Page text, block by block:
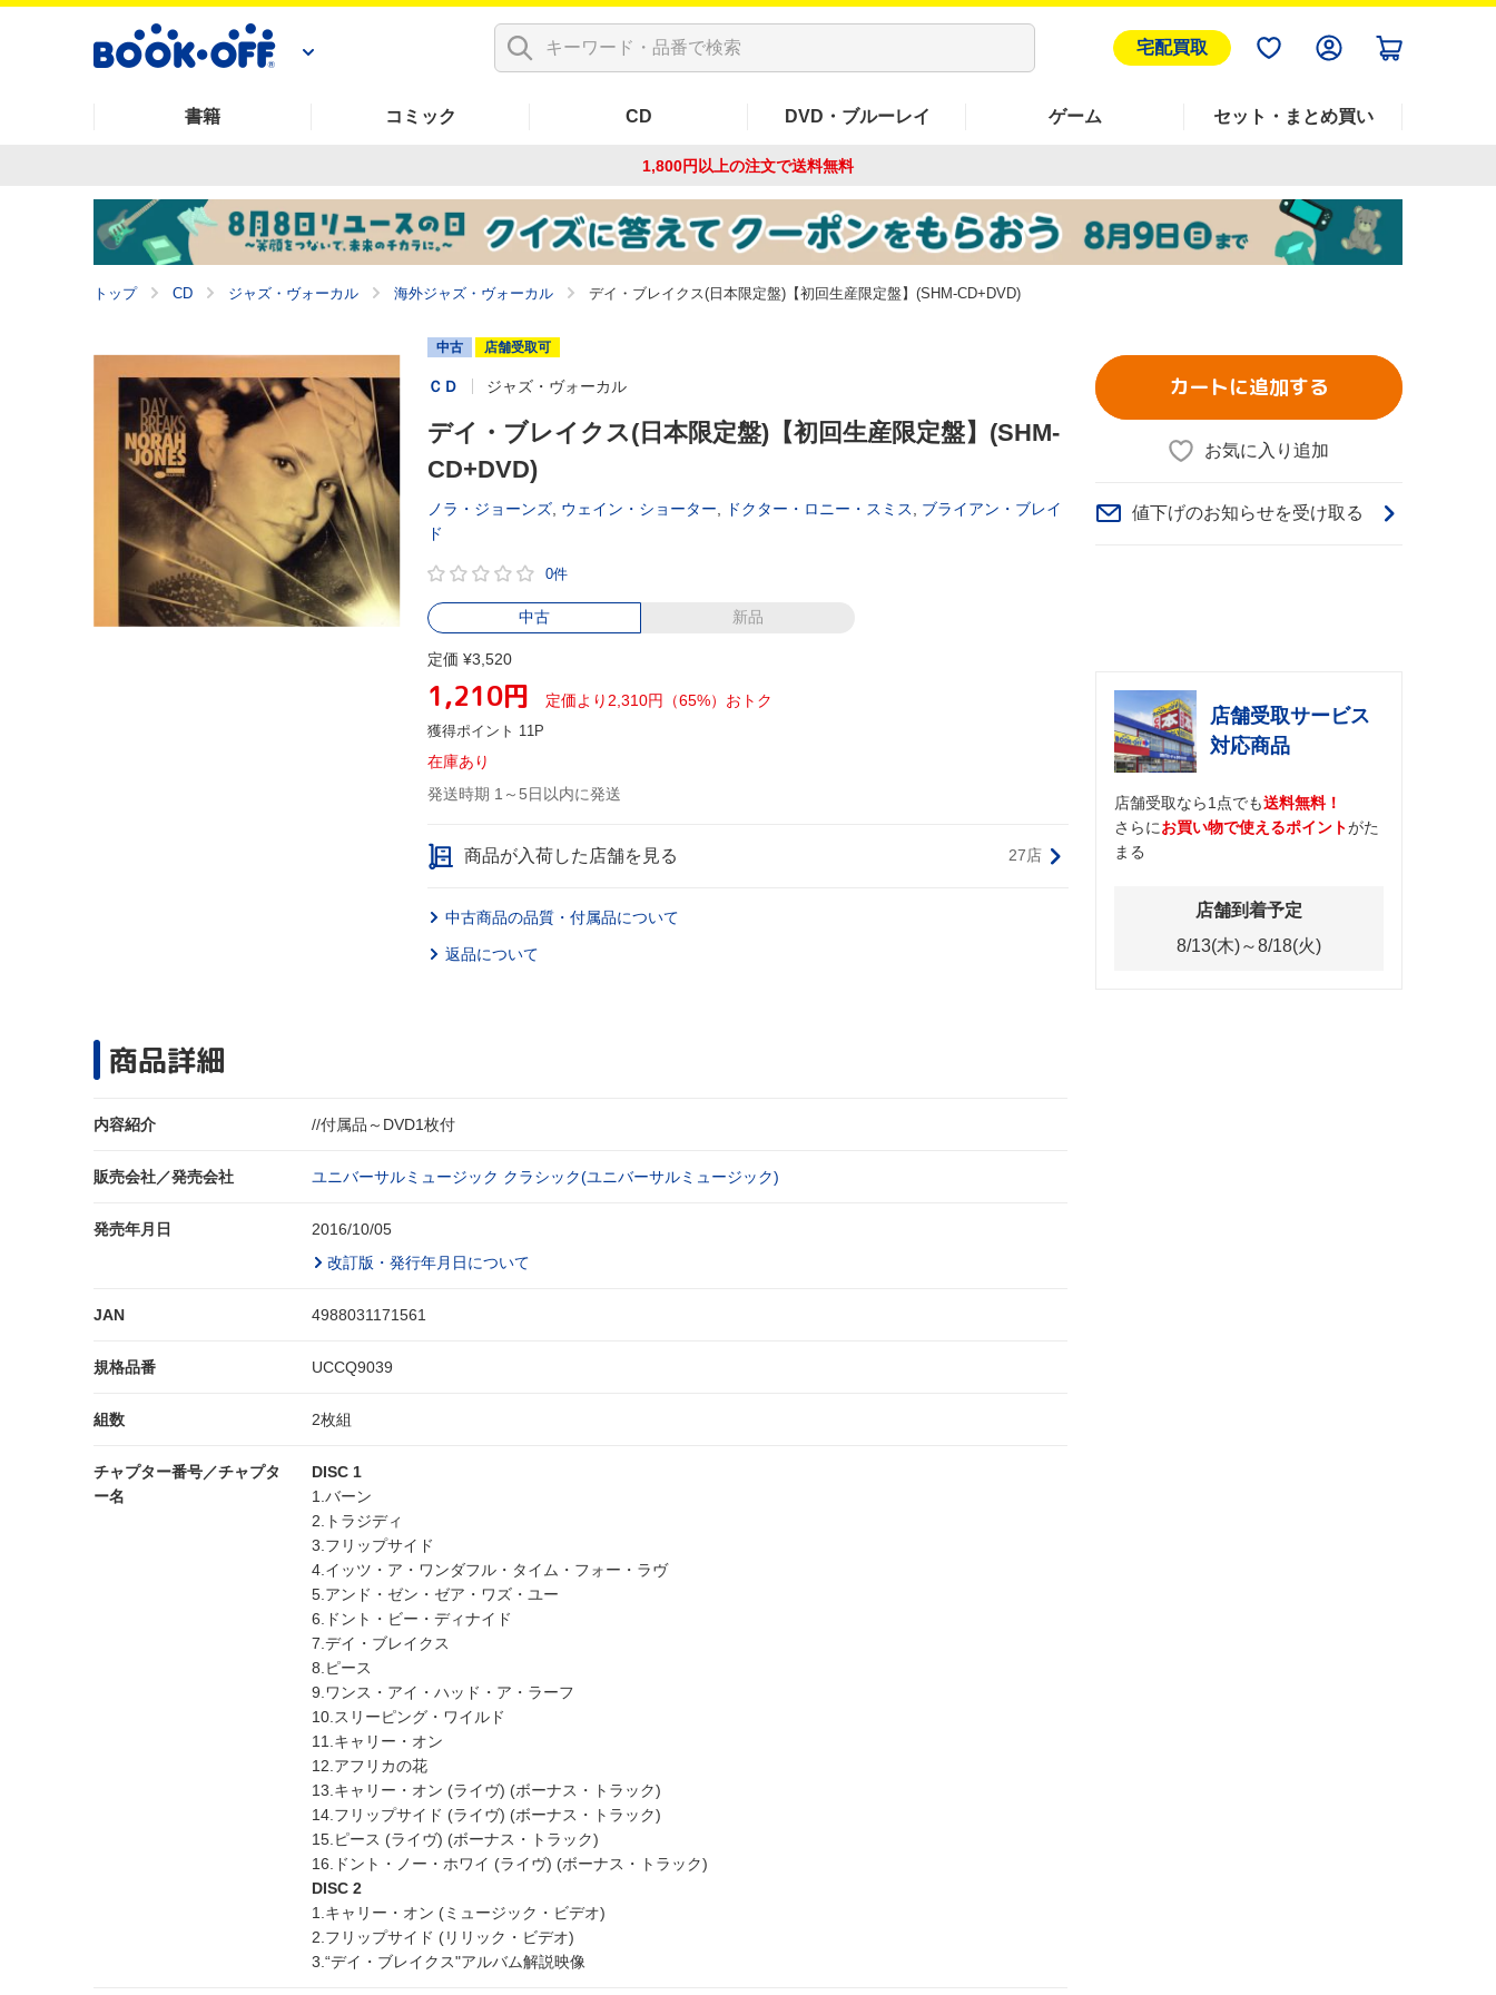
宅配買取
書籍 コミック CD DVD・ブルーレイ ゲーム セット・まとめ買い
1,800円以上の注文で送料無料
トップ CD ジャズ・ヴォーカル 海外ジャズ・ヴォーカル デイ・ブレイクス(日本限定盤)【初回生産限定盤】(SHM-CD+DVD)
中古 店舗受取可
ＣＤ ジャズ・ヴォーカル
デイ・ブレイクス(日本限定盤)【初回生産限定盤】(SHM-
CD+DVD)
ノラ・ジョーンズ, ウェイン・ショーター ドクター・ロニー・スミス
ブライアン・ブレイ
ド
0件
中古 新品
定価 ¥3,520
1,210円 定価より2,310円（65%）おトク
獲得ポイント 11P
在庫あり
発送時期 1～5日以内に発送
商品が入荷した店舗を見る 27店
中古商品の品質・付属品について
返品について
商品詳細
内容紹介 //付属品～DVD1枚付
販売会社／発売会社 ユニバーサルミュージック クラシック(ユニバーサルミュージック)
発売年月日
2016/10/05
改訂版・発行年月日について
JAN 4988031171561
規格品番 UCCQ9039
組数 2枚組
チャプター番号／チャプタ
ー名
DISC 1
1.バーン
2.トラジディ
3.フリップサイド
4.イッツ・ア・ワンダフル・タイム・フォー・ラヴ
5.アンド・ゼン・ゼア・ワズ・ユー
6.ドント・ビー・ディナイド
7.デイ・ブレイクス
8.ピース
9.ワンス・アイ・ハッド・ア・ラーフ
10.スリーピング・ワイルド
11.キャリー・オン
12.アフリカの花
13.キャリー・オン (ライヴ) (ボーナス・トラック)
14.フリップサイド (ライヴ) (ボーナス・トラック)
15.ピース (ライヴ) (ボーナス・トラック)
16.ドント・ノー・ホワイ (ライヴ) (ボーナス・トラック)
DISC 2
1.キャリー・オン (ミュージック・ビデオ)
2.フリップサイド (リリック・ビデオ)
3.“デイ・ブレイクス"アルバム解説映像
カートに追加する
お気に入り追加
値下げのお知らせを受け取る
店舗受取サービス
対応商品
店舗受取なら1点でも送料無料！
さらにお買い物で使えるポイントがた
まる
店舗到着予定
8/13(木)～8/18(火)